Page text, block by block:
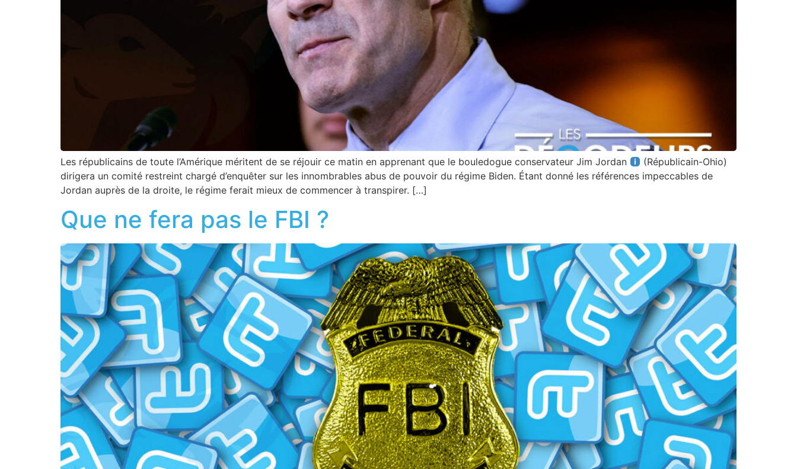
Les républicains de toute l’Amérique méritent de se réjouir ce matin en apprenant que le bouledogue conservateur Jim Jordan
(Républicain-Ohio)
dirigera un comité restreint chargé d’enquêter sur les innombrables abus de pouvoir du régime Biden. Étant donné les références impeccables de
Jordan auprès de la droite, le régime ferait mieux de commencer à transpirer. […]
Que ne fera pas le FBI ?